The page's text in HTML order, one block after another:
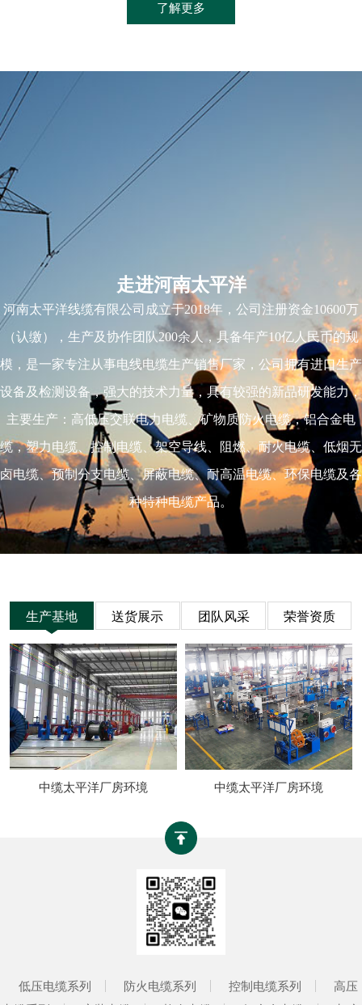
了解更多
走进河南太平洋
河南太平洋线缆有限公司成立于2018年，公司注册资金10600万
（认缴），生产及协作团队200余人，具备年产10亿人民币的规
模，是一家专注从事电线电缆生产销售厂家，公司拥有进口生产
设备及检测设备，强大的技术力量，具有较强的新品研发能力，
主要生产：高低压交联电力电缆、矿物质防火电缆，铝合金电
缆，塑力电缆、控制电缆、架空导线、阻燃、耐火电缆、低烟无
卤电缆、预制分支电缆、屏蔽电缆、耐高温电缆、环保电缆及各
种特种电缆产品。
生产基地 送货展示 团队风采 荣誉资质
中缆太平洋厂房环境 中缆太平洋厂房环境
低压电缆系列 防火电缆系列 控制电缆系列
高压